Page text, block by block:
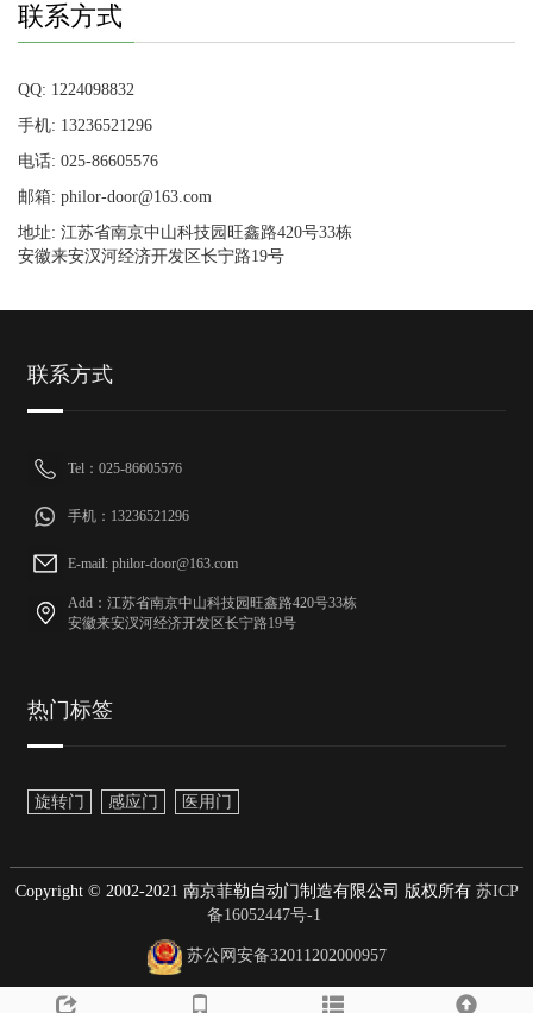
联系方式
QQ: 1224098832
手机: 13236521296
电话: 025-86605576
邮箱: philor-door@163.com
地址: 江苏省南京中山科技园旺鑫路420号33栋
安徽来安汊河经济开发区长宁路19号
联系方式
Tel：025-86605576
手机：13236521296
E-mail: philor-door@163.com
Add：江苏省南京中山科技园旺鑫路420号33栋
安徽来安汊河经济开发区长宁路19号
热门标签
旋转门 感应门 医用门
Copyright © 2002-2021 南京菲勒自动门制造有限公司 版权所有苏ICP
备16052447号-1
苏公网安备32011202000957